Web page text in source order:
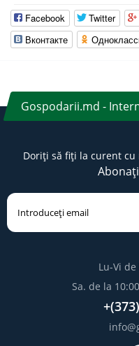
Facebook Twitter
Вконтакте
Gospodarii.md -
Doriți să fiți la curent
Lu-Vi
Sa. de la